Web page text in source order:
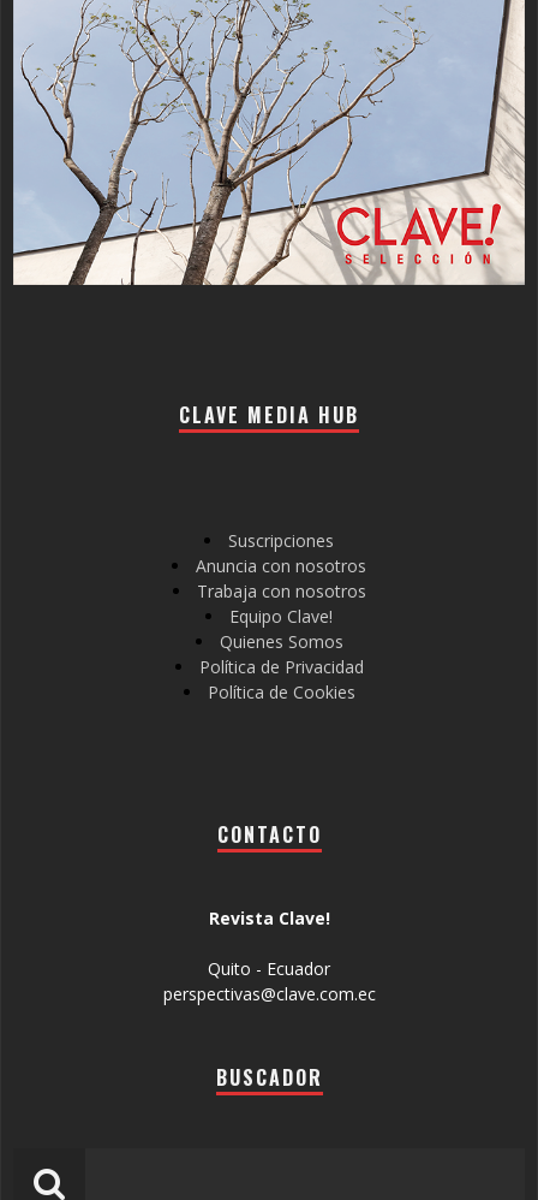
CLAVE MEDIA HUB
Suscripciones
Anuncia con nosotros
Trabaja con nosotros
Equipo Clave!
Quienes Somos
Política de Privacidad
Política de Cookies
CONTACTO
Revista Clave!
Quito - Ecuador
perspectivas@clave.com.ec
BUSCADOR